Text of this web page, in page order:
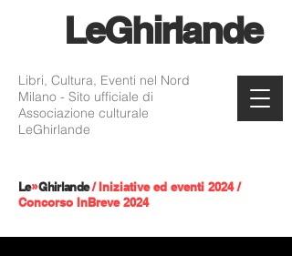
LeGhirlande
Libri, Cultura, Eventi nel Nord
Milano - Sito ufficiale di
Associazione culturale
LeGhirlande
Le»Ghirlande /Iniziative ed eventi 2024/
Concorso InBreve 2024